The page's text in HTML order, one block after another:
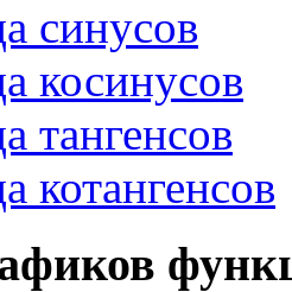
синусов
косинусов
тангенсов
котангенсов